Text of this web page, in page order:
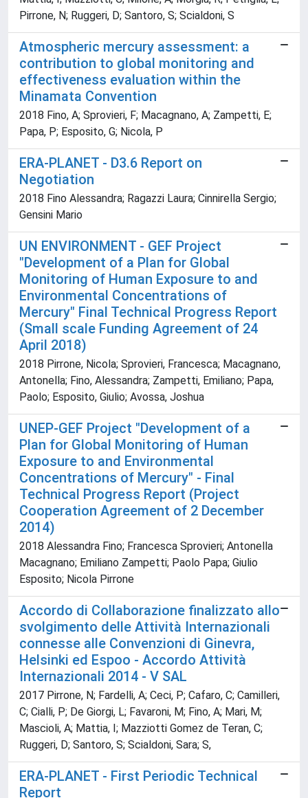
Pirrone, N; Ruggeri, D; Santoro, S; Scialdoni, S
Atmospheric mercury assessment: a
contribution to global monitoring and
effectiveness evaluation within the
Minamata Convention
2018 Fino, A; Sprovieri, F; Macagnano, A; Zampetti, E;
Papa, P; Esposito, G; Nicola, P
ERA-PLANET - D3.6 Report on
Negotiation
2018 Fino Alessandra; Ragazzi Laura; Cinnirella Sergio;
Gensini Mario
UN ENVIRONMENT - GEF Project
"Development of a Plan for Global
Monitoring of Human Exposure to and
Environmental Concentrations of
Mercury" Final Technical Progress Report
(Small scale Funding Agreement of 24
April 2018)
2018 Pirrone, Nicola; Sprovieri, Francesca; Macagnano,
Antonella; Fino, Alessandra; Zampetti, Emiliano; Papa,
Paolo; Esposito, Giulio; Avossa, Joshua
UNEP-GEF Project "Development of a
Plan for Global Monitoring of Human
Exposure to and Environmental
Concentrations of Mercury" - Final
Technical Progress Report (Project
Cooperation Agreement of 2 December
2014)
2018 Alessandra Fino; Francesca Sprovieri; Antonella
Macagnano; Emiliano Zampetti; Paolo Papa; Giulio
Esposito; Nicola Pirrone
Accordo di Collaborazione finalizzato allo
svolgimento delle Attività Internazionali
connesse alle Convenzioni di Ginevra,
Helsinki ed Espoo - Accordo Attività
Internazionali 2014 - V SAL
2017 Pirrone, N; Fardelli, A; Ceci, P; Cafaro, C; Camilleri,
C; Cialli, P; De Giorgi, L; Favaroni, M; Fino, A; Mari, M;
Mascioli, A; Mattia, I; Mazziotti Gomez de Teran, C;
Ruggeri, D; Santoro, S; Scialdoni, Sara; S,
ERA-PLANET - First Periodic Technical
Report